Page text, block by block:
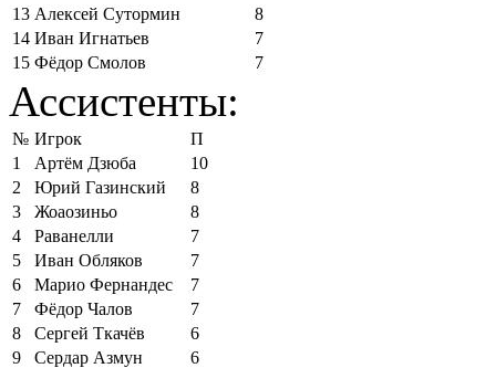
13 Алексей Сутормин
8
14 Иван Игнатьев
7
15 Фёдор Смолов 7
Ассистенты:
№ Игрок
П
1
Артём Дзюба
10
2
Юрий Газинский
8
3
Жоаозиньо
8
4
Раванелли
7
5
Иван Обляков
7
6
Марио Фернандес
7
7
Фёдор Чалов
7
8
Сергей Ткачёв
6
9
Сердар Азмун
6